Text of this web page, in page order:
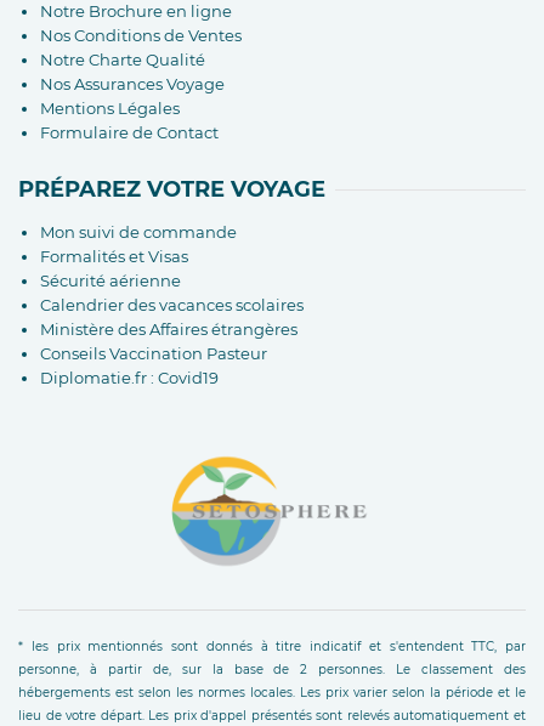
Notre Brochure en ligne
Nos Conditions de Ventes
Notre Charte Qualité
Nos Assurances Voyage
Mentions Légales
Formulaire de Contact
PRÉPAREZ VOTRE VOYAGE
Mon suivi de commande
Formalités et Visas
Sécurité aérienne
Calendrier des vacances scolaires
Ministère des Affaires étrangères
Conseils Vaccination Pasteur
Diplomatie.fr : Covid19
* les prix mentionnés sont donnés à titre indicatif et s'entendent TTC, par
personne, à partir de, sur la base de 2 personnes. Le classement des
hébergements est selon les normes locales. Les prix varier selon la période et le
lieu de votre départ. Les prix d'appel présentés sont relevés automatiquement et